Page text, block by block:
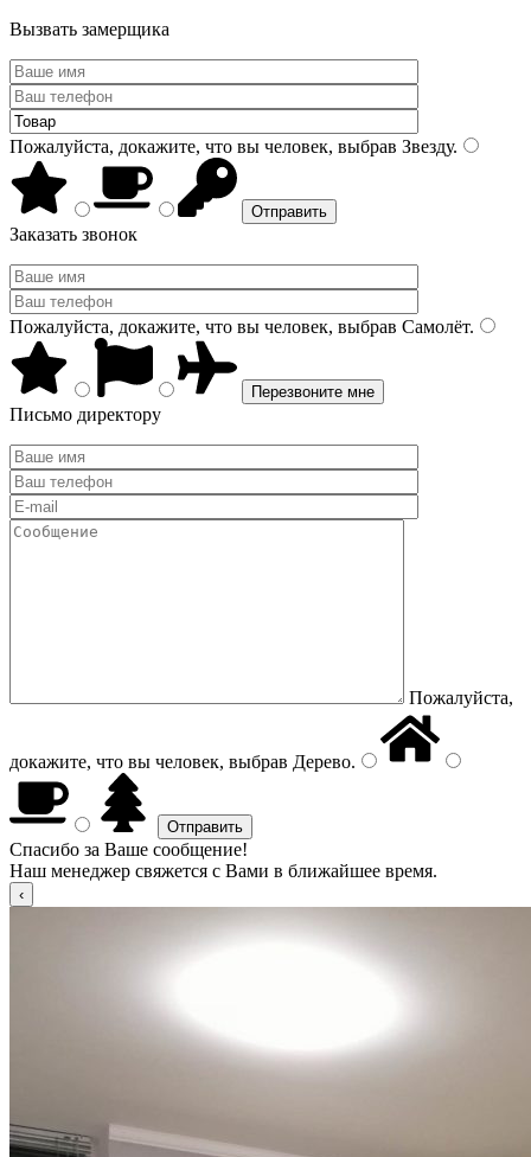
Вызвать замерщика
Пожалуйста, докажите, что вы человек, выбрав Звезду.
Заказать звонок
Пожалуйста, докажите, что вы человек, выбрав Самолёт.
Письмо директору
Пожалуйста,
докажите, что вы человек, выбрав Дерево.
Спасибо за Ваше сообщение!
Наш менеджер свяжется с Вами в ближайшее время.